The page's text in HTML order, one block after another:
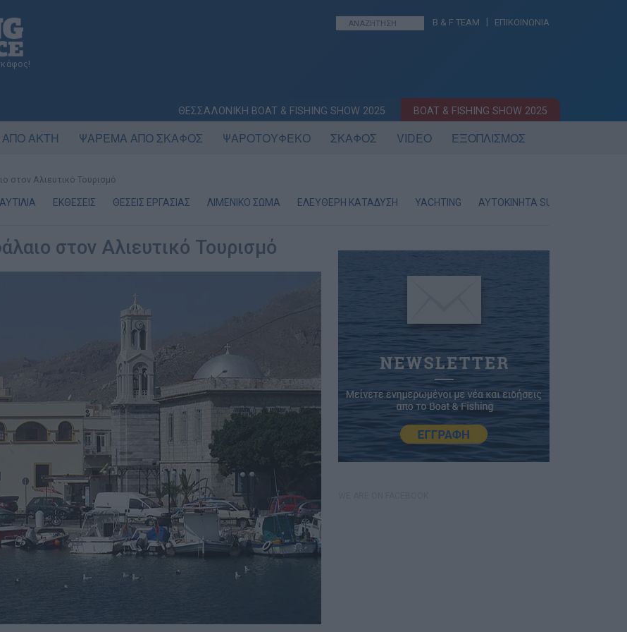
B & F TEAM ΕΠΙΚΟΙΝΩΝΙΑ
ΘΕΣΣΑΛΟΝΙΚΗ BOAT & FISHING SHOW 2025 BOAT & FISHING SHOW 2025
ΑΚΤΗ ΨΑΡΕΜΑ ΑΠΟ ΣΚΑΦΟΣ ΨΑΡΟΤΟΥΦΕΚΟ ΣΚΑΦΟΣ VIDEO ΕΞΟΠΛΙΣΜΟΣ
στον Αλιευτικό Τουρισμό
ΕΚΘΕΣΕΙΣ ΘΕΣΕΙΣ ΕΡΓΑΣΙΑΣ ΛΙΜΕΝΙΚΟ ΣΩΜΑ ΕΛΕΥΘΕΡΗ ΚΑΤΑΔΥΣΗ YACHTING AYTOKINHTA SUV & 4×4
στον Αλιευτικό Τουρισμό